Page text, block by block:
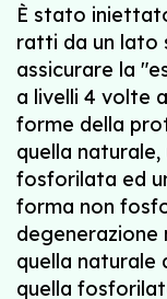
È stato
ratti da un lato
assicurare la
a livelli 4 volte
forme della
quella
fosforilata ed
forma non
degenerazione
quella naturale
quella